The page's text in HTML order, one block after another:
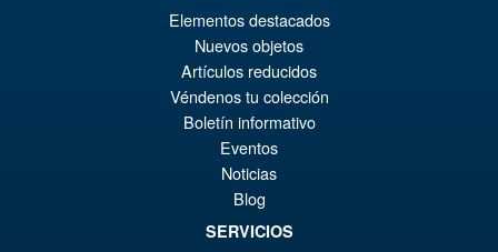
PRE ORDENA
Studio 01 – 01S08 Fortress
Action Figure
Elementos destacados
Nuevos objetos
Artículos reducidos
Véndenos tu colección
Boletín informativo
Eventos
Noticias
Blog
SERVICIOS